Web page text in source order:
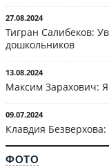
27.08.2024
Тигран Салибеков:
дошкольников
13.08.2024
Максим Зарахович:
09.07.2024
Клавдия
ФОТО